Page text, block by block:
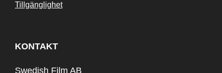
Tillgänglighet
KONTAKT
Swedish Film AB